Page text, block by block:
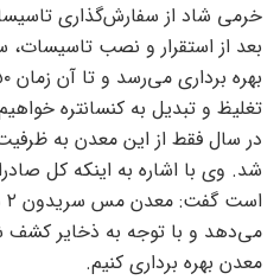
بعد از استقرار و نصب
تغلیظ و تبدیل به کنسانتره
در سال فقط از این معدن به
معدن بهره برداری کنیم.